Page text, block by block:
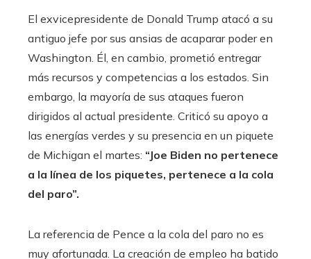
El exvicepresidente de Donald Trump atacó a su
antiguo jefe por sus ansias de acaparar poder en
Washington. Él, en cambio, prometió entregar
más recursos y competencias a los estados. Sin
embargo, la mayoría de sus ataques fueron
dirigidos al actual presidente. Criticó su apoyo a
las energías verdes y su presencia en un piquete
de Michigan el martes: “Joe Biden no pertenece
a la línea de los piquetes, pertenece a la cola
del paro”.
La referencia de Pence a la cola del paro no es
muy afortunada. La creación de empleo ha batido